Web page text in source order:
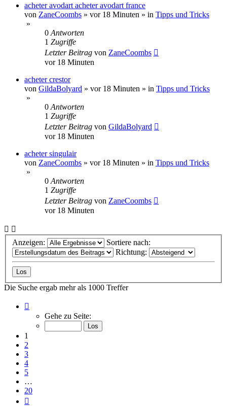
acheter avodart acheter avodart france
von ZaneCoombs » vor 18 Minuten » in Tipps und Tricks
»
0 Antworten
1 Zugriffe
Letzter Beitrag von ZaneCoombs
vor 18 Minuten
acheter crestor
von GildaBolyard » vor 18 Minuten » in Tipps und Tricks
»
0 Antworten
1 Zugriffe
Letzter Beitrag von GildaBolyard
vor 18 Minuten
acheter singulair
von ZaneCoombs » vor 18 Minuten » in Tipps und Tricks
»
0 Antworten
1 Zugriffe
Letzter Beitrag von ZaneCoombs
vor 18 Minuten
Anzeigen:
Sortiere nach:
Richtung:
Die Suche ergab mehr als 1000 Treffer
von
Gehe zu Seite:
1
2
3
4
5
…
20